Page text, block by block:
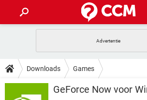
INSTAGRAM
HOW-TO
VIDEOBELLEN
INSTAGRAM
Downloads Games
GeForce Now voor